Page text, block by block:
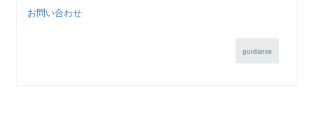
お問い合わせ
guidance